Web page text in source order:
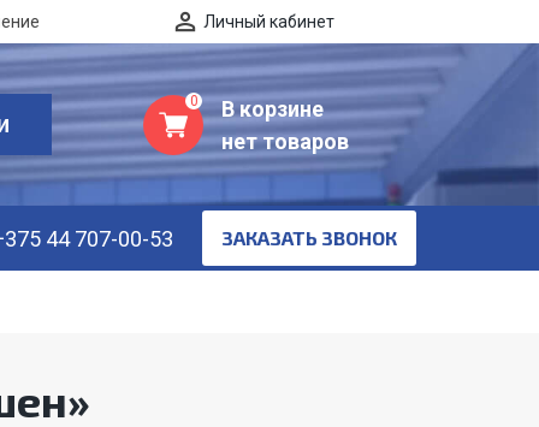
Личный кабинет
0
В корзине
нет товаров
44 707-00-53 ЗАКАЗАТЬ ЗВОНОК